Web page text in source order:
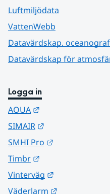
Luftmiljödata
VattenWebb
Datavärdskap,
Datavärdskap för
Logga in
AQUA
SIMAIR
SMHI Pro
Timbr
Vinterväg
Väderlarm